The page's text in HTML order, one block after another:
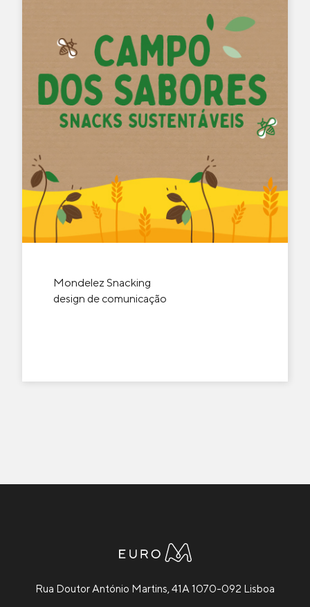
Mondelez Snacking
design de comunicação
Rua Doutor António Martins, 41A 1070-092 Lisboa